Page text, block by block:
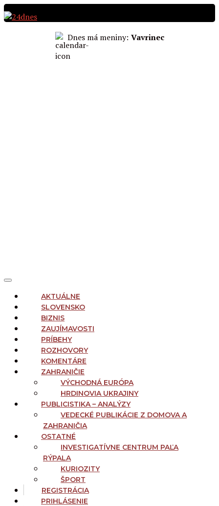
Preskočiť
na
Dnes má meniny: Vavrinec
Menu
AKTUÁLNE
SLOVENSKO
BIZNIS
ZAUJÍMAVOSTI
PRÍBEHY
ROZHOVORY
KOMENTÁRE
ZAHRANIČIE
VÝCHODNÁ EURÓPA
HRDINOVIA UKRAJINY
PUBLICISTIKA – ANALÝZY
VEDECKÉ PUBLIKÁCIE Z DOMOVA A
ZAHRANIČIA
OSTATNÉ
INVESTIGATÍVNE CENTRUM PAĽA
RÝPALA
KURIOZITY
ŠPORT
REGISTRÁCIA
PRIHLÁSENIE